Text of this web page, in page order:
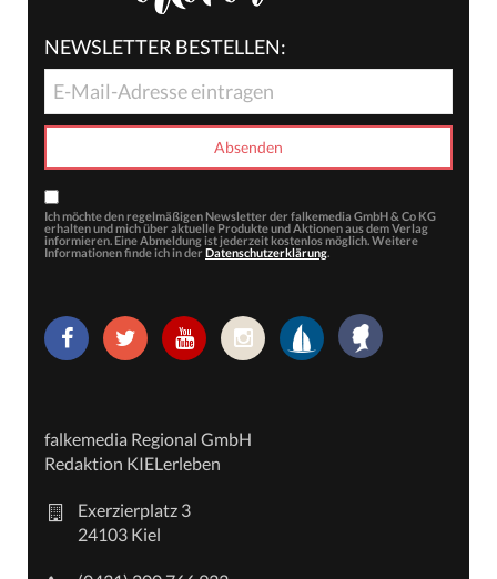
NEWSLETTER BESTELLEN:
Ich möchte den regelmäßigen Newsletter der falkemedia GmbH & Co KG
erhalten und mich über aktuelle Produkte und Aktionen aus dem Verlag
informieren. Eine Abmeldung ist jederzeit kostenlos möglich. Weitere
Informationen finde ich in der Datenschutzerklärung.
falkemedia Regional GmbH
Redaktion KIELerleben
Exerzierplatz 3
24103 Kiel